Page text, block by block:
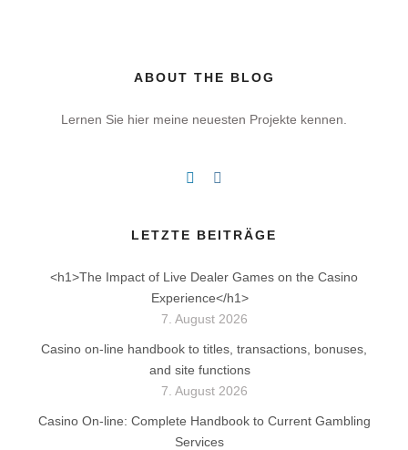
ABOUT THE BLOG
Lernen Sie hier meine neuesten Projekte kennen.
LETZTE BEITRÄGE
<h1>The Impact of Live Dealer Games on the Casino
Experience</h1>
7. August 2026
Casino on-line handbook to titles, transactions, bonuses,
and site functions
7. August 2026
Casino On-line: Complete Handbook to Current Gambling
Services